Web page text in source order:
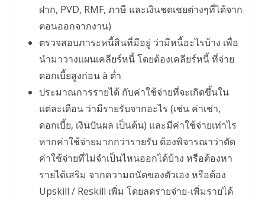
ฝาก, PVD, RMF, ภาษี และเงินชดเชยต่างๆที่ได้จาก
ตอนออกจากงาน)
ตรวจสอบภาระหนี้สินที่มีอยู่ ว่ามีหนี้อะไรบ้าง เพื่อ
นำมาวางแผนเคลียร์หนี้ โดยต้องเคลียร์หนี้ ที่จ่าย
ดอกเบี้ยสูงก่อน à ต่ำ
ประมาณการรายได้ กับค่าใช้จ่ายที่จะเกิดขึ้นใน
แต่ละเดือน ว่ามีรายรับจากอะไร (เช่น ค่าเช่า,
ดอกเบี้ย, เงินปันผล เป็นต้น) และมีค่าใช้จ่ายเท่าไร
หากค่าใช้จ่ายมากกว่ารายรับ ต้องพิจารณาว่าตัด
ค่าใช้จ่ายที่ไม่จำเป็นไหนออกได้บ้าง หรือต้องหา
รายได้เสริม จากความถนัดของตัวเอง หรือต้อง
Upskill / Reskill เพิ่ม โดยลดรายจ่าย-เพิ่มรายได้